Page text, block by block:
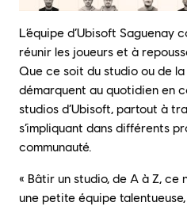
L’équipe d’Ubisoft
réunir les joueurs et à
Que ce soit du studio ou de la
démarquent au quotidien en
studios d’Ubisoft, partout à
s’impliquant dans différents
communauté.
« Bâtir un studio, de A à Z, ce
une petite équipe